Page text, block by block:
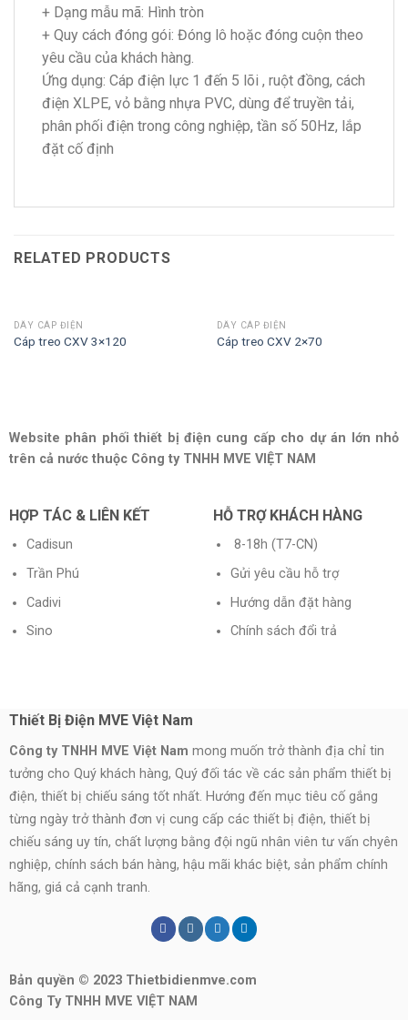
+ Dạng mẫu mã: Hình tròn
+ Quy cách đóng gói: Đóng lô hoặc đóng cuộn theo
yêu cầu của khách hàng.
Ứng dụng: Cáp điện lực 1 đến 5 lõi , ruột đồng, cách
điện XLPE, vỏ bằng nhựa PVC, dùng để truyền tải,
phân phối điện trong công nghiệp, tần số 50Hz, lắp
đặt cố định
RELATED PRODUCTS
DÂY CÁP ĐIỆN
Cáp treo CXV 3×120
DÂY CÁP ĐIỆN
Cáp treo CXV 2×70
Website phân phối thiết bị điện cung cấp cho dự án lớn nhỏ
trên cả nước thuộc Công ty TNHH MVE VIỆT NAM
HỖ TRỢ KHÁCH HÀNG
8-18h (T7-CN)
Gửi yêu cầu hỗ trợ
Hướng dẫn đặt hàng
Chính sách đổi trả
HỢP TÁC & LIÊN KẾT
Cadisun
Trần Phú
Cadivi
Sino
Thiết Bị Điện MVE Việt Nam
Công ty TNHH MVE Việt Nam mong muốn trở thành địa chỉ tin
tưởng cho Quý khách hàng, Quý đối tác về các sản phẩm thiết bị
điện, thiết bị chiếu sáng tốt nhất. Hướng đến mục tiêu cố gắng
từng ngày trở thành đơn vị cung cấp các thiết bị điện, thiết bị
chiếu sáng uy tín, chất lượng bằng đội ngũ nhân viên tư vấn chyên
nghiệp, chính sách bán hàng, hậu mãi khác biệt, sản phẩm chính
hãng, giá cả cạnh tranh.
Bản quyền © 2023 Thietbidienmve.com
Công Ty TNHH MVE VIỆT NAM